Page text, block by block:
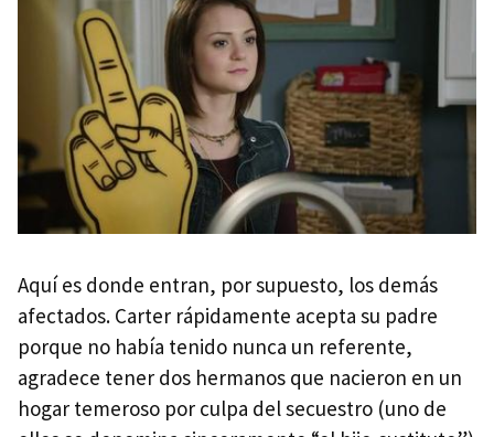
Aquí es donde entran, por supuesto, los demás
afectados. Carter rápidamente acepta su padre
porque no había tenido nunca un referente,
agradece tener dos hermanos que nacieron en un
hogar temeroso por culpa del secuestro (uno de